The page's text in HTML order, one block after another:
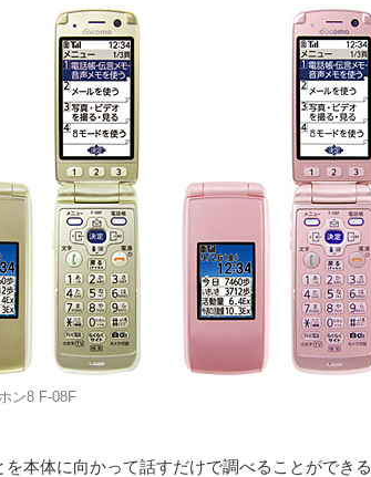
ン8 F-08F
本体に向かって話すだけで調べることができる